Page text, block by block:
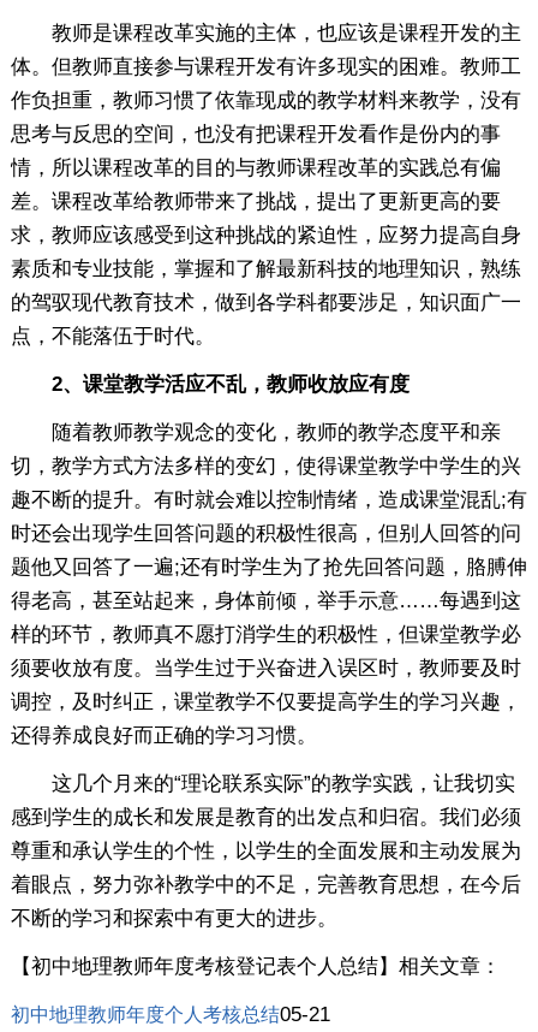
教师是课程改革实施的主体，也应该是课程开发的主
体。但教师直接参与课程开发有许多现实的困难。教师工
作负担重，教师习惯了依靠现成的教学材料来教学，没有
思考与反思的空间，也没有把课程开发看作是份内的事
情，所以课程改革的目的与教师课程改革的实践总有偏
差。课程改革给教师带来了挑战，提出了更新更高的要
求，教师应该感受到这种挑战的紧迫性，应努力提高自身
素质和专业技能，掌握和了解最新科技的地理知识，熟练
的驾驭现代教育技术，做到各学科都要涉足，知识面广一
点，不能落伍于时代。
2、课堂教学活应不乱，教师收放应有度
随着教师教学观念的变化，教师的教学态度平和亲
切，教学方式方法多样的变幻，使得课堂教学中学生的兴
趣不断的提升。有时就会难以控制情绪，造成课堂混乱;有
时还会出现学生回答问题的积极性很高，但别人回答的问
题他又回答了一遍;还有时学生为了抢先回答问题，胳膊伸
得老高，甚至站起来，身体前倾，举手示意……每遇到这
样的环节，教师真不愿打消学生的积极性，但课堂教学必
须要收放有度。当学生过于兴奋进入误区时，教师要及时
调控，及时纠正，课堂教学不仅要提高学生的学习兴趣，
还得养成良好而正确的学习习惯。
这几个月来的“理论联系实际”的教学实践，让我切实
感到学生的成长和发展是教育的出发点和归宿。我们必须
尊重和承认学生的个性，以学生的全面发展和主动发展为
着眼点，努力弥补教学中的不足，完善教育思想，在今后
不断的学习和探索中有更大的进步。
【初中地理教师年度考核登记表个人总结】相关文章：
初中地理教师年度个人考核总结05-21